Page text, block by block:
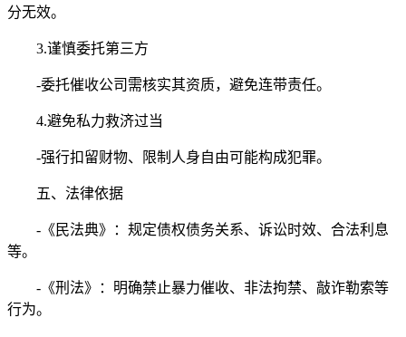
分无效。
3.谨慎委托第三方
-委托催收公司需核实其资质，避免连带责任。
4.避免私力救济过当
-强行扣留财物、限制人身自由可能构成犯罪。
五、法律依据
-《民法典》：规定债权债务关系、诉讼时效、合法利息
等。
-《刑法》：明确禁止暴力催收、非法拘禁、敲诈勒索等
行为。